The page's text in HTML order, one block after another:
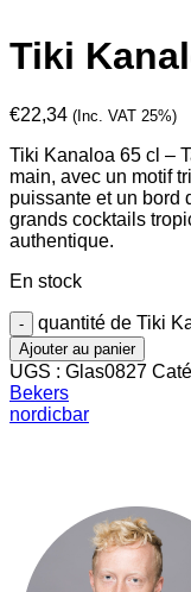
Tiki
€22,34 (Inc. VAT 25%)
Tiki Kanaloa 65 cl –
main, avec un motif
puissante et un bord
grands cocktails
authentique.
En stock
quantité de Tiki
Ajouter au panier
UGS : Glas0827
Bekers
nordicbar